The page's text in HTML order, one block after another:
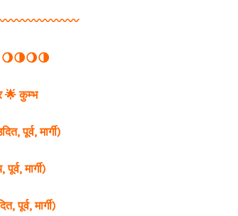
〰️〰️〰️〰️〰️〰️
🌖🌗🌖🌗
🌟 कुम्भ
पूर्व, मार्गी)
मार्गी)
पूर्व, मार्गी)